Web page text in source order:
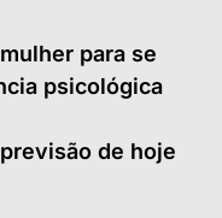
para se
psicológica
de hoje